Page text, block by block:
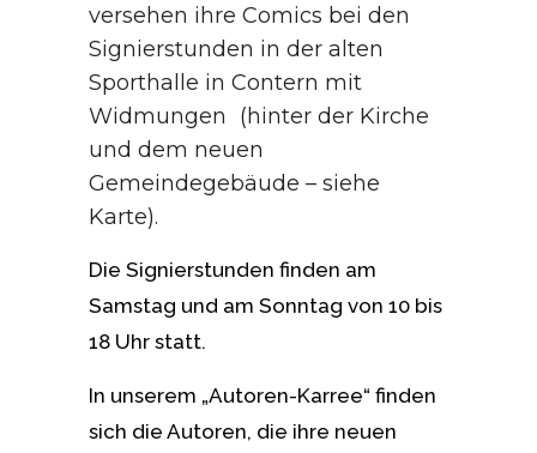
versehen ihre Comics bei den
Signierstunden in der alten
Sporthalle in Contern mit
Widmungen (hinter der Kirche
und dem neuen
Gemeindegebäude – siehe
Karte).
Die Signierstunden finden am
Samstag und am Sonntag von 10 bis
18 Uhr statt.
In unserem „Autoren-Karree“ finden
sich die Autoren, die ihre neuen